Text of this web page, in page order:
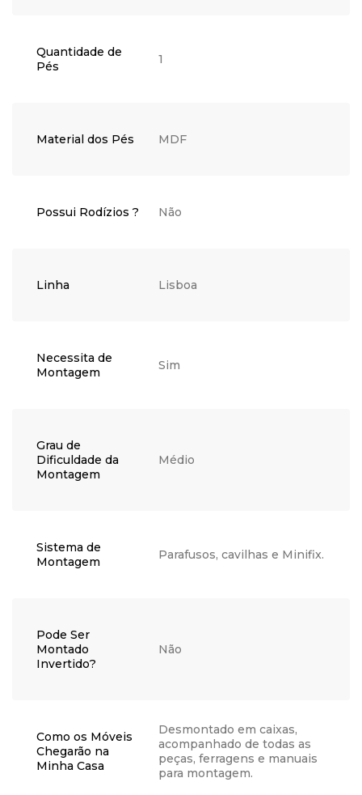
Quantidade de
Pés
1
Material dos Pés MDF
Possui Rodízios ? Não
Linha Lisboa
Necessita de
Montagem
Sim
Grau de
Dificuldade da
Montagem
Médio
Sistema de
Montagem
Parafusos, cavilhas e Minifix.
Pode Ser
Montado
Invertido?
Não
Como os Móveis
Chegarão na
Minha Casa
Desmontado em caixas,
acompanhado de todas as
peças, ferragens e manuais
para montagem.